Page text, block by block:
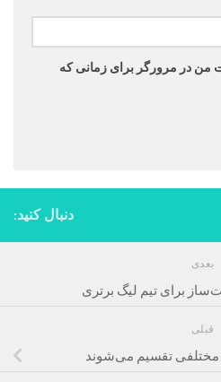
من در مرورگر برای زمانی که
دنبال کنید:
بعدی
برای تیم لیگ برتری
قبلی
مختلفی تقسیم می‌شوند